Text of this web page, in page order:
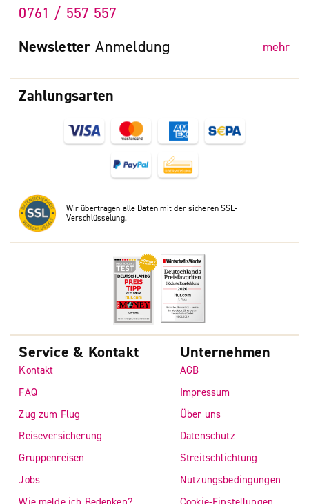
Zahlungsarten
Wir übertragen alle Daten mit der sicheren SSL-
Verschlüsselung.
0761 / 557 557
Newsletter Anmeldung mehr
Service & Kontakt
Kontakt
FAQ
Zug zum Flug
Reiseversicherung
Gruppenreisen
Jobs
Unternehmen
AGB
Impressum
Über uns
Datenschutz
Streitschlichtung
Nutzungsbedingungen